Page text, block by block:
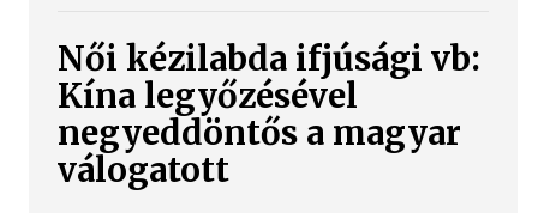
Női kézilabda ifjúsági vb:
Kína legyőzésével
negyeddöntős a magyar
válogatott